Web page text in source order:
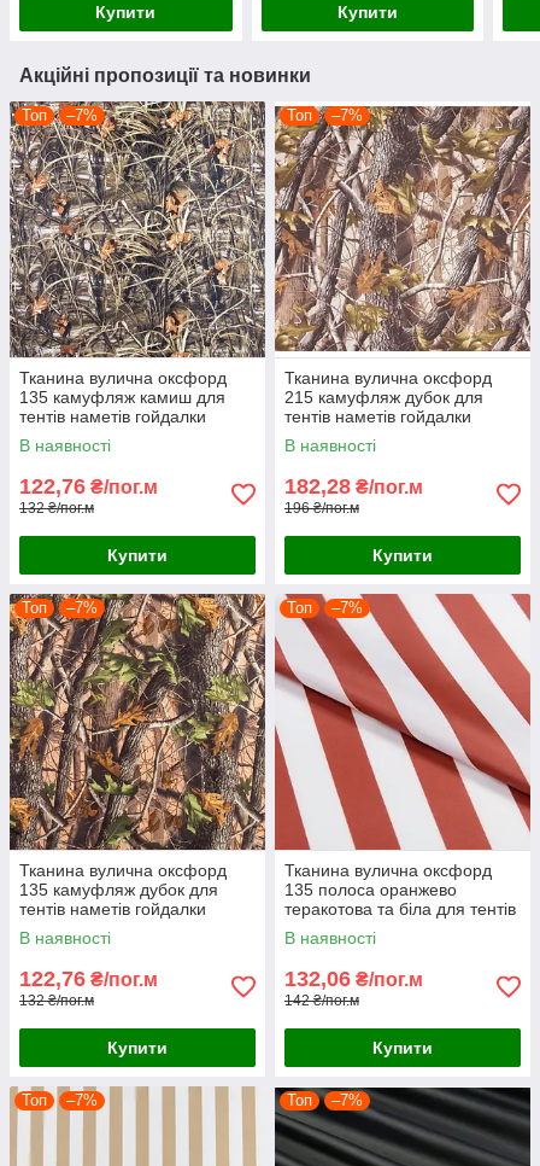
Купити Купити
Акційні пропозиції та новинки
Топ –7%
Тканина вулична оксфорд
135 камуфляж камиш для
тентів наметів гойдалки
маркиз парасольок
В наявності
122,76 ₴/пог.м
132 ₴/пог.м
Купити
Топ –7%
Тканина вулична оксфорд
215 камуфляж дубок для
тентів наметів гойдалки
маркиз парасольок
В наявності
182,28 ₴/пог.м
196 ₴/пог.м
Купити
Топ –7%
Тканина вулична оксфорд
135 камуфляж дубок для
тентів наметів гойдалки
маркиз парасольок
В наявності
122,76 ₴/пог.м
132 ₴/пог.м
Купити
Топ –7%
Тканина вулична оксфорд
135 полоса оранжево
теракотова та біла для тентів
наметів гойдалки маркиз
парасольок
В наявності
132,06 ₴/пог.м
142 ₴/пог.м
Купити
Топ –7% Топ –7%